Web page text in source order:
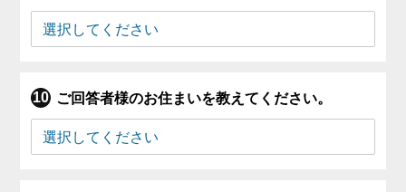
ご回答者様のお住まいを教えてください。